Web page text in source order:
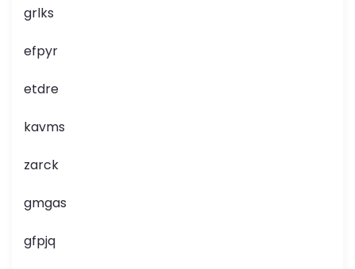
grlks
efpyr
etdre
kavms
zarck
gmgas
gfpjq